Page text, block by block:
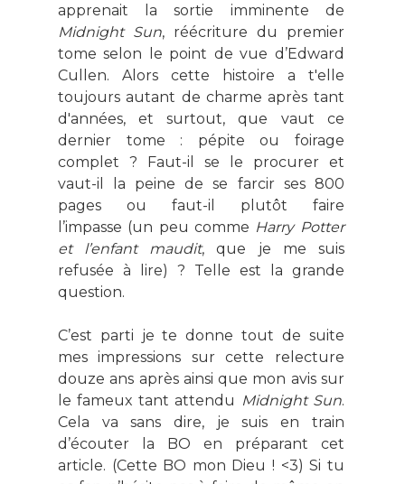
apprenait la sortie imminente de
Midnight Sun, réécriture du premier
tome selon le point de vue d’Edward
Cullen. Alors cette histoire a t'elle
toujours autant de charme après tant
d'années, et surtout, que vaut ce
dernier tome : pépite ou foirage
complet ? Faut-il se le procurer et
vaut-il la peine de se farcir ses 800
pages ou faut-il plutôt faire
l’impasse (un peu comme Harry Potter
et l’enfant maudit, que je me suis
refusée à lire) ? Telle est la grande
question.
C’est parti je te donne tout de suite
mes impressions sur cette relecture
douze ans après ainsi que mon avis sur
le fameux tant attendu Midnight Sun.
Cela va sans dire, je suis en train
d’écouter la BO en préparant cet
article. (Cette BO mon Dieu ! <3) Si tu